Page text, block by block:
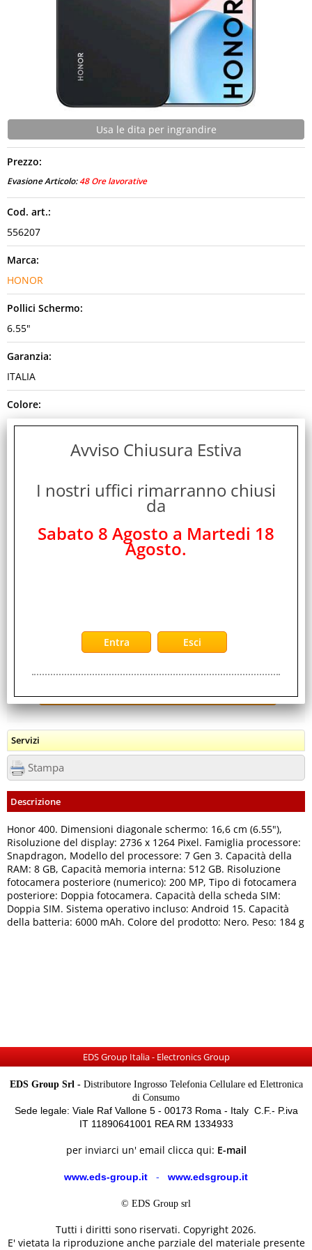
Usa le dita per ingrandire
Prezzo:
Evasione Articolo:48 Ore lavorative
Cod. art.:
556207
Marca:
HONOR
Pollici Schermo:
6.55"
Garanzia:
ITALIA
Colore:
BLACK
Cod. Produttore:
Servizi
Stampa
Descrizione
Honor 400. Dimensioni diagonale schermo: 16,6 cm (6.55"),
Risoluzione del display: 2736 x 1264 Pixel. Famiglia processore:
Snapdragon, Modello del processore: 7 Gen 3. Capacità della
RAM: 8 GB, Capacità memoria interna: 512 GB. Risoluzione
fotocamera posteriore (numerico): 200 MP, Tipo di fotocamera
posteriore: Doppia fotocamera. Capacità della scheda SIM:
Doppia SIM. Sistema operativo incluso: Android 15. Capacità
della batteria: 6000 mAh. Colore del prodotto: Nero. Peso: 184 g
EDS Group Italia - Electronics Group
EDS Group Srl -Distributore Ingrosso Telefonia Cellulare ed Elettronica
di Consumo
Sede legale: Viale Raf Vallone 5 - 00173 Roma - Italy C.F.- P.iva
IT 11890641001 REA RM 1334933
per inviarci un' email clicca qui: E-mail
www.eds-group.it - www.edsgroup.it
© EDS Group srl
Tutti i diritti sono riservati. Copyright 2026.
E' vietata la riproduzione anche parziale del materiale presente
Avviso Chiusura Estiva
I nostri uffici rimarranno chiusi
da
Sabato 8 Agosto a Martedi 18
Agosto.